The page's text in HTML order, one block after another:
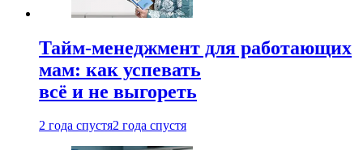
Тайм-менеджмент для работающих
мам: как успевать
всё и не выгореть
2 года спустя2 года спустя